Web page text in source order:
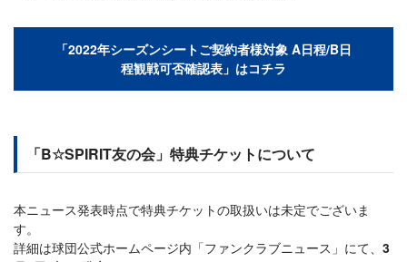
「2022年シーズンシートご契約者様対象 A日程/B日
程観戦可否確認表」はコチラ
「B☆SPIRIT友の会」特典チケットについて
本ニュース発表時点で特典チケットの取扱いは未定でございま
す。
詳細は球団公式ホームページ内「ファンクラブニュース」にて、 3